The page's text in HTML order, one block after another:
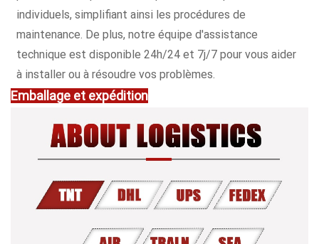
individuels, simplifiant ainsi les procédures de
maintenance. De plus, notre équipe d'assistance
technique est disponible 24h/24 et 7j/7 pour vous aider
à installer ou à résoudre vos problèmes.
Emballage et expédition